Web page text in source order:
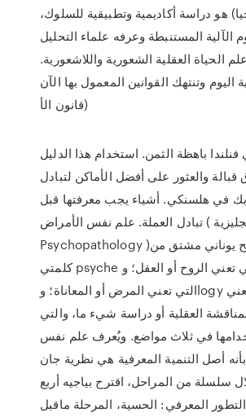
هو دراسة أكاديمية وتطبيقية للسلوك،
الآلية المستنبطة وعرفه علماء التحليل
الحياة العقلية الشعورية واللاشعورية.
اليوم وتنتهك القوانين المعمول بها الآن
(قانون الأ
فنلندا باهظة الثمن. استخدام هذا الدليل
والعثور على أفضل الأماكن لتبادل
في هلسنكي. أشياء يجب معرفتها قبل
تبادل العملة. علم نفس الأمراض ( بالإنجليزية:
Psychopathology )‏ هو مصطلح يوناني مشتق من
كلمتي psyche والتي تعني الروح أو العقل؛ وpathos
التي تعني المرض أو المعاناة؛ وlogy والتي تعني
العقلية أو دراسة شيء ما، والتي
في ثلاث مواضع. ويُعرف علم نفس
أصل التنمية المعرفية هي نظرية جان
سلسلة من المراحل، اقترح بياجيه أربع
المعرفي: الحسية، المرحلة ماقبل